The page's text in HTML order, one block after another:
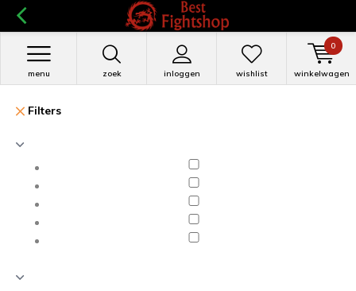
zoek inloggen
menu wishlist winkelwagen
0
Filters